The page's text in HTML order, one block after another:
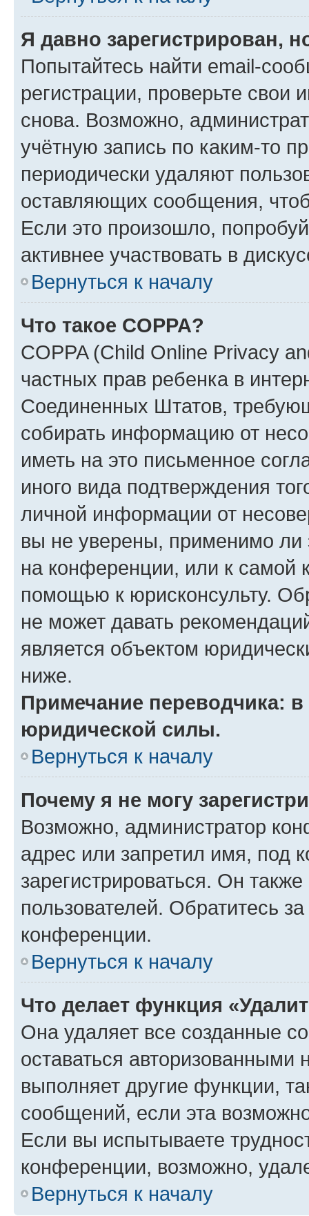
Я давно зарегистрирован,
Попытайтесь найти email-
регистрации, проверьте свои
снова. Возможно,
учётную запись по каким-то
периодически удаляют
оставляющих сообщения,
Если это произошло,
активнее участвовать в
Вернуться к началу
Что такое COPPA?
COPPA (Child Online Privacy
частных прав ребенка в
Соединенных Штатов,
собирать информацию от
иметь на это письменное
иного вида подтверждения
личной информации от
вы не уверены, применимо ли
на конференции, или к самой
помощью к юрисконсульту.
не может давать
является объектом
ниже.
Примечание переводчика:
юридической силы.
Вернуться к началу
Почему я не могу
Возможно, администратор
адрес или запретил имя, под
зарегистрироваться. Он
пользователей. Обратитесь
конференции.
Вернуться к началу
Что делает функция
Она удаляет все созданные
оставаться авторизованными
выполняет другие функции,
сообщений, если эта
Если вы испытываете
конференции, возможно,
Вернуться к началу